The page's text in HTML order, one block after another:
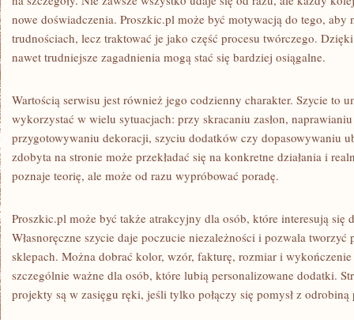
nowe doświadczenia. Proszkic.pl może być motywacją do tego, aby
trudnościach, lecz traktować je jako część procesu twórczego.
nawet trudniejsze zagadnienia mogą stać się bardziej osiągalne.
Wartością serwisu jest również jego codzienny charakter. Szycie to
wykorzystać w wielu sytuacjach: przy skracaniu zasłon,
przygotowywaniu dekoracji, szyciu dodatków czy dopasowywaniu
zdobyta na stronie może przekładać się na konkretne działania i
poznaje teorię, ale może od razu wypróbować poradę.
Proszkic.pl może być także atrakcyjny dla osób, które interesują się
Własnoręczne szycie daje poczucie niezależności i pozwala
sklepach. Można dobrać kolor, wzór, fakturę, rozmiar i
szczególnie ważne dla osób, które lubią personalizowane dodatki.
projekty są w zasięgu ręki, jeśli tylko połączy się pomysł z